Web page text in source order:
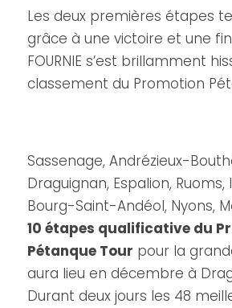
Les deux premières étapes
grâce à une victoire et une
FOURNIE s’est brillamment
classement du Promotion
Sassenage, Andrézieux-
Draguignan, Espalion, Ruoms,
Bourg-Saint-Andéol, Nyons,
10 étapes qualificative du
Pétanque Tour pour la
aura lieu en décembre à
Durant deux jours les 48